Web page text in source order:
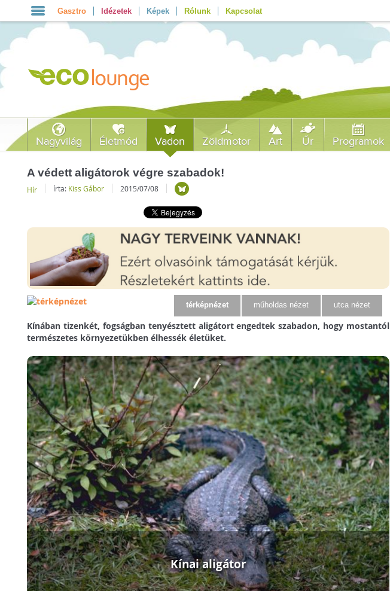
Gasztro Idézetek Képek Rólunk Kapcsolat
Nagyvilág Életmód Vadon Zöldmotor Art Űr Programok
A védett aligátorok végre szabadok!
Hír írta: Kiss Gábor 2015/07/08
térképnézet műholdas nézet utca nézet
Kínában tizenkét, fogságban tenyésztett aligátort engedtek szabadon, hogy mostantól
természetes környezetükben élhessék életüket.
Kínai aligátor